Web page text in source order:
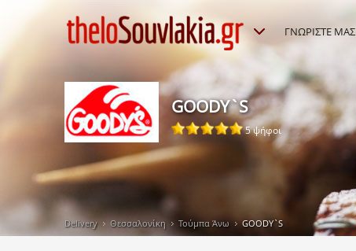
ΓΝΩΡΙΣΤΕ ΜΑΣ
GOODY`S
5 ψήφοι
Delivery Θεσσαλονίκη Τούμπα Άνω GOODY`S